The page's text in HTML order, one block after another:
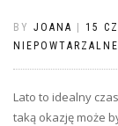
BY JOANA 15
Lato to idealny
taką okazję może